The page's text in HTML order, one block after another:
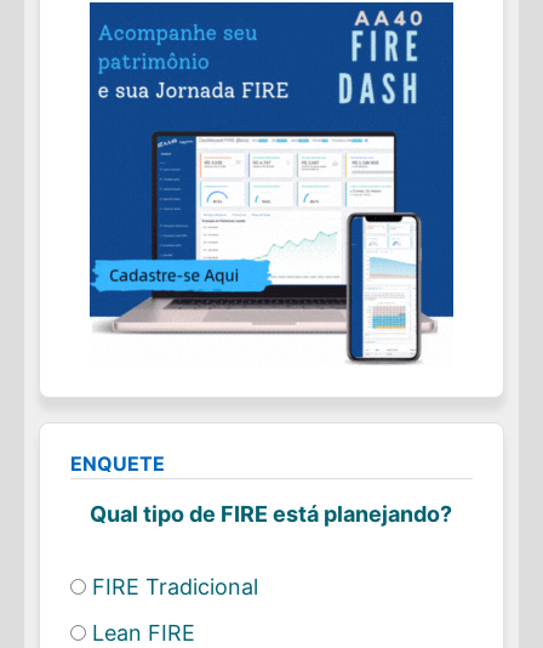
ENQUETE
Qual tipo de FIRE está planejando?
FIRE Tradicional
Lean FIRE